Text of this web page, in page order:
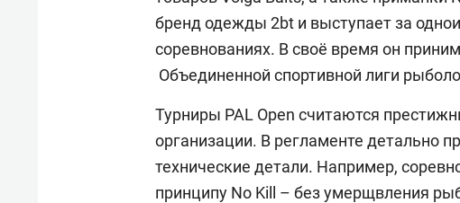
бренд одежды 2bt и выступает за
соревнованиях. В своё время он
Объединенной спортивной лиги
Турниры PAL Open считаются
организации. В регламенте детально
технические детали. Например,
принципу No Kill – без умерщвления